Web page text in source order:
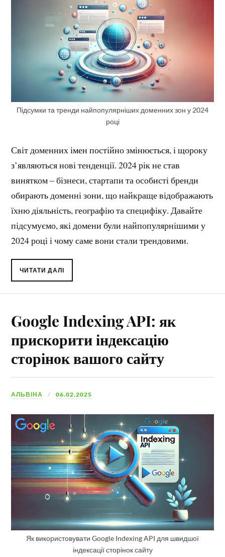
Підсумки та тренди найпопулярніших доменних зон у 2024
році
Світ доменних імен постійно змінюється, і щороку
з’являються нові тенденції. 2024 рік не став
винятком – бізнеси, стартапи та особисті бренди
обирають доменні зони, що найкраще відображають
їхню діяльність, географію та специфіку. Давайте
підсумуємо, які домени були найпопулярнішими у
2024 році і чому саме вони стали трендовими.
ЧИТАТИ ДАЛІ
Google Indexing API: як
прискорити індексацію
сторінок вашого сайту
АЛЬВІНА 06.02.2025
Як використовувати Google Indexing API для швидшої
індексації сторінок сайту